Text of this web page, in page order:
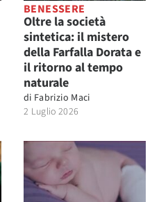
BENESSERE
Oltre la società
sintetica: il mistero
della Farfalla Dorata e
il ritorno al tempo
naturale
di Fabrizio Maci
2 Luglio 2026